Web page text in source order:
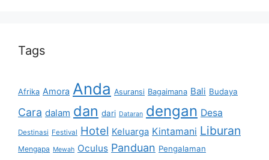
Tags
Afrika Amora Anda Asuransi Bagaimana Bali Budaya
Cara dalam dan dari Dataran dengan Desa
Destinasi Festival Hotel Keluarga Kintamani Liburan
Mengapa Mewah Oculus Panduan Pengalaman